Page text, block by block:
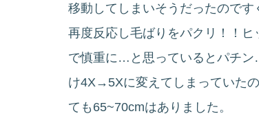
移動してしまいそうだったので
再度反応し毛ばりをパクリ！！
で慎重に…と思っているとパチ
け4X→5Xに変えてしまっていた
ても65~70cmはありました。